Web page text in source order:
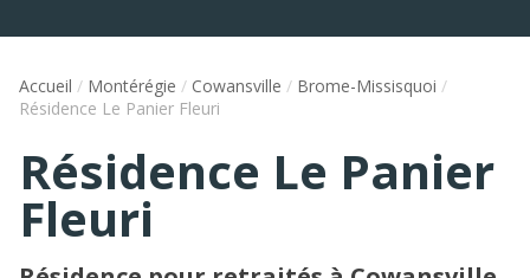
Accueil / Montérégie / Cowansville / Brome-Missisquoi /
Résidence Le Panier Fleuri
Résidence Le Panier
Fleuri